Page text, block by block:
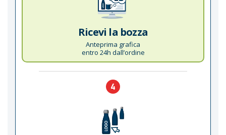
Ricevi la bozza
Anteprima grafica
entro 24h dall’ordine
4